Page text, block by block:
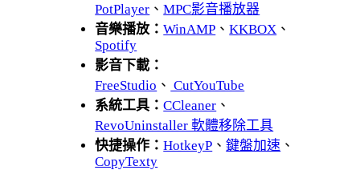
PotPlayer 、MPC影音播放器
音樂播放：WinAMP 、KKBOX 、
Spotify
影音下載：
FreeStudio 、 CutYouTube
系統工具：CCleaner 、
RevoUninstaller 軟體移除工具
快捷操作：HotkeyP 、鍵盤加速 、
CopyTexty